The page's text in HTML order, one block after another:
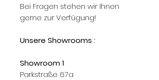
Bei Fragen stehen wir Ihnen
gerne zur Verfügung!
Unsere Showrooms :
Showroom 1
Parkstraße 67a